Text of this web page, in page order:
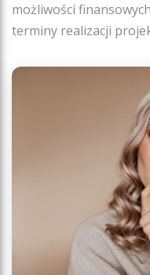
możliwości
terminy realizacji